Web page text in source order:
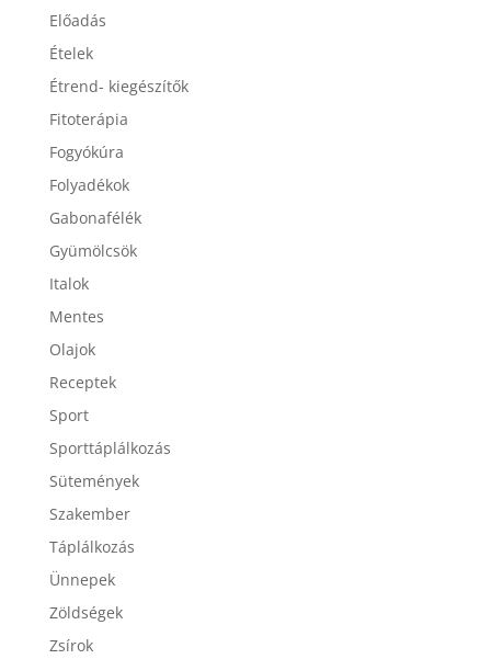
Előadás
Ételek
Étrend- kiegészítők
Fitoterápia
Fogyókúra
Folyadékok
Gabonafélék
Gyümölcsök
Italok
Mentes
Olajok
Receptek
Sport
Sporttáplálkozás
Sütemények
Szakember
Táplálkozás
Ünnepek
Zöldségek
Zsírok